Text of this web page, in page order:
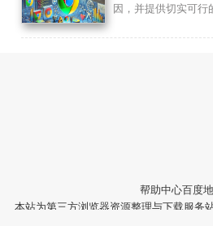
因，并提供切实可行
帮助中心百度
本站为第三方浏览器资源整理与下载服务